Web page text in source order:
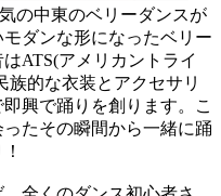
の中東のベリーダンスが
ダンな形になったベリー
ATS(アメリカントライ
族的な衣装とアクセサリ
興で踊りを創ります。こ
たその瞬間から一緒に踊